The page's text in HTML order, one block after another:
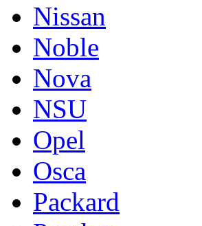
Nissan
Noble
Nova
NSU
Opel
Osca
Packard